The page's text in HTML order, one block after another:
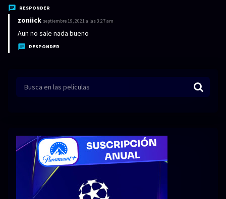
:
RESPONDER
zoniick d
i
c
septiembre 19, 2021 a las 3:27 am
Aun no sale nada bueno
RESPONDER